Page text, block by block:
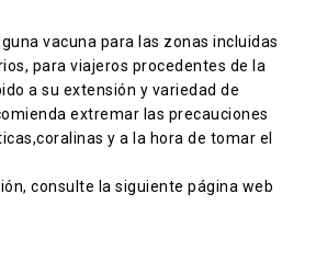
vacuna para las zonas incluidas
para viajeros procedentes de la
a su extensión y variedad de
extremar las precauciones
y a la hora de tomar el
consulte la siguiente página web